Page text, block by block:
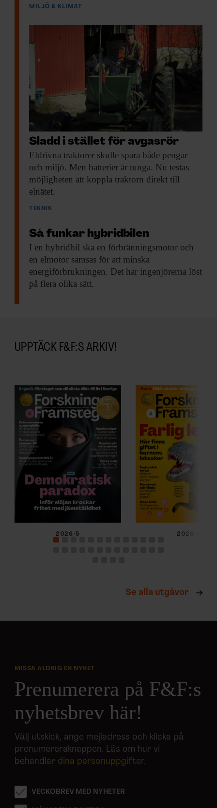
samlat in när du har använt deras tjänster.
MILJÖ & KLIMAT
Sladd i stället för avgasrör
Eldrivna traktorer skulle spara både pengar
och miljö. Men batterier är tunga. Nu testas
möjligheten att koppla traktorn direkt till
elnätet.
TEKNIK
Så funkar hybridbilen
I en hybridbil ska en förbränningsmotor och
en elmotor samsas för att minska
energiförbrukningen. Det har ingenjörerna löst
på flera olika sätt.
UPPTÄCK F&F:S ARKIV!
2026/5 2026/4
Se alla utgåvor
MISSA ALDRIG EN NYHET
Prenumerera på F&F:s
nyhetsbrev här!
Välj utskick, ange mejladress och klicka på
prenumereraknappen. Läs om hur vi
behandlar dina personuppgifter.
VECKOBREV MED NYHETER